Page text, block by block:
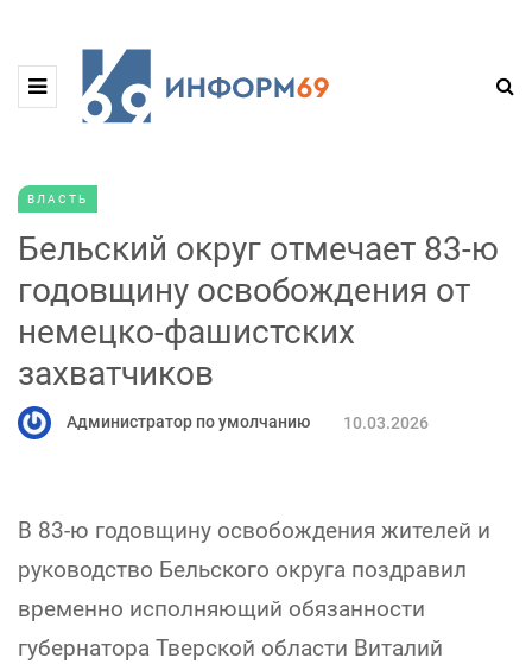
ВЛАСТЬ
Бельский округ отмечает 83-ю
годовщину освобождения от
немецко-фашистских
захватчиков
Администратор по умолчанию 10.03.2026
В 83-ю годовщину освобождения жителей и
руководство Бельского округа поздравил
временно исполняющий обязанности
губернатора Тверской области Виталий